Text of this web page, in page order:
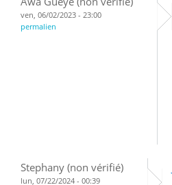
ven, 06/02/2023 - 23:00
permalien
Stephany (non vérifié)
lun, 07/22/2024 - 00:39